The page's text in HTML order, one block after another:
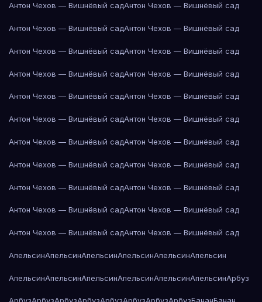
Антон Чехов — Вишнёвый садАнтон Чехов — Вишнёвый сад
Антон Чехов — Вишнёвый садАнтон Чехов — Вишнёвый сад
Антон Чехов — Вишнёвый садАнтон Чехов — Вишнёвый сад
Антон Чехов — Вишнёвый садАнтон Чехов — Вишнёвый сад
Антон Чехов — Вишнёвый садАнтон Чехов — Вишнёвый сад
Антон Чехов — Вишнёвый садАнтон Чехов — Вишнёвый сад
Антон Чехов — Вишнёвый садАнтон Чехов — Вишнёвый сад
Антон Чехов — Вишнёвый садАнтон Чехов — Вишнёвый сад
Антон Чехов — Вишнёвый садАнтон Чехов — Вишнёвый сад
Антон Чехов — Вишнёвый садАнтон Чехов — Вишнёвый сад
Антон Чехов — Вишнёвый садАнтон Чехов — Вишнёвый сад
АпельсинАпельсинАпельсинАпельсинАпельсинАпельсин
АпельсинАпельсинАпельсинАпельсинАпельсинАпельсинАрбуз